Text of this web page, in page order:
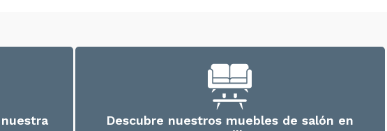
Descubre nuestros muebles de salón en